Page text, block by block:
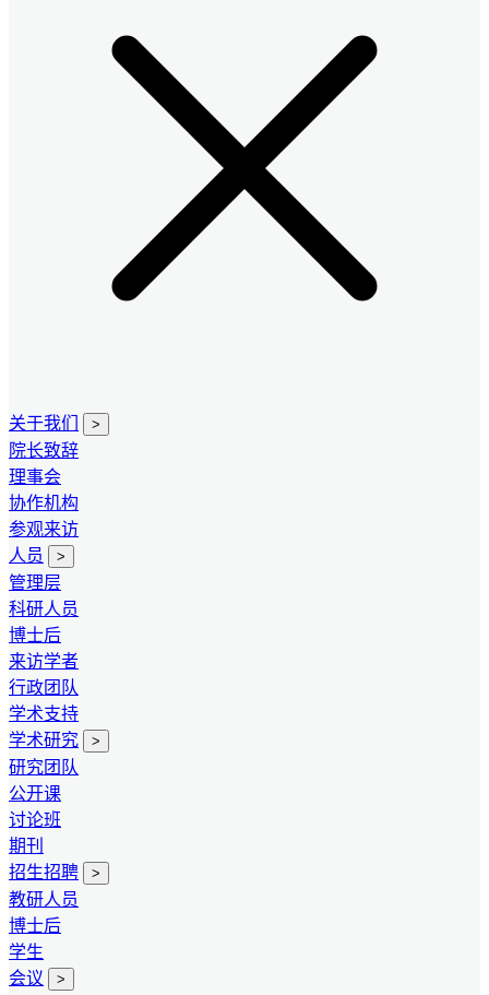
关于我们 >
院长致辞
理事会
协作机构
参观来访
人员
>
管理层
科研人员
博士后
来访学者
行政团队
学术支持
学术研究
>
研究团队
公开课
讨论班
期刊
招生招聘
>
教研人员
博士后
学生
会议
>